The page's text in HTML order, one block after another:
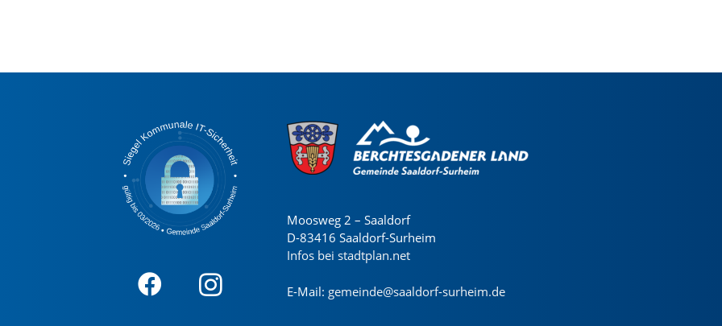
Moosweg 2 – Saaldorf
D-83416 Saaldorf-Surheim
Infos bei stadtplan.net
E-Mail: gemeinde@saaldorf-surheim.de